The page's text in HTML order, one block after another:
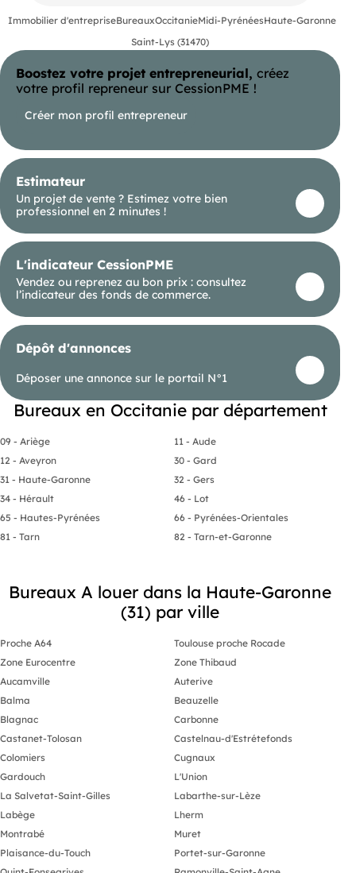
Immobilier d'entrepriseBureauxOccitanieMidi-PyrénéesHaute-Garonne
Saint-Lys (31470)
Boostez votre projet entrepreneurial, créez
votre profil repreneur sur CessionPME !
Créer mon profil entrepreneur
Estimateur
Un projet de vente ? Estimez votre bien
professionnel en 2 minutes !
L'indicateur CessionPME
Vendez ou reprenez au bon prix : consultez
l’indicateur des fonds de commerce.
Dépôt d'annonces
Déposer une annonce sur le portail N°1
Bureaux en Occitanie par département
09 - Ariège
11 - Aude
12 - Aveyron
30 - Gard
31 - Haute-Garonne
32 - Gers
34 - Hérault
46 - Lot
65 - Hautes-Pyrénées
66 - Pyrénées-Orientales
81 - Tarn
82 - Tarn-et-Garonne
Bureaux A louer dans la Haute-Garonne
(31) par ville
Proche A64
Toulouse proche Rocade
Zone Eurocentre
Zone Thibaud
Aucamville
Auterive
Balma
Beauzelle
Blagnac
Carbonne
Castanet-Tolosan
Castelnau-d'Estrétefonds
Colomiers
Cugnaux
Gardouch
L'Union
La Salvetat-Saint-Gilles
Labarthe-sur-Lèze
Labège
Lherm
Montrabé
Muret
Plaisance-du-Touch
Portet-sur-Garonne